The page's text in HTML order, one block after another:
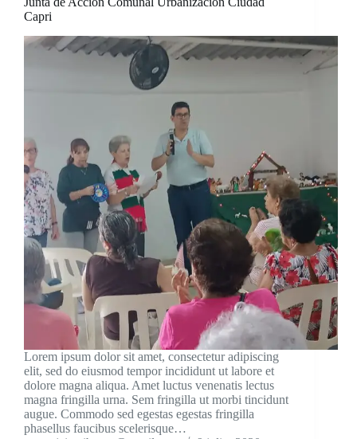
Capri
Lorem ipsum dolor sit amet, consectetur adipiscing
elit, sed do eiusmod tempor incididunt ut labore et
dolore magna aliqua. Amet luctus venenatis lectus
magna fringilla urna. Sem fringilla ut morbi tincidunt
augue. Commodo sed egestas egestas fringilla
phasellus faucibus scelerisque…